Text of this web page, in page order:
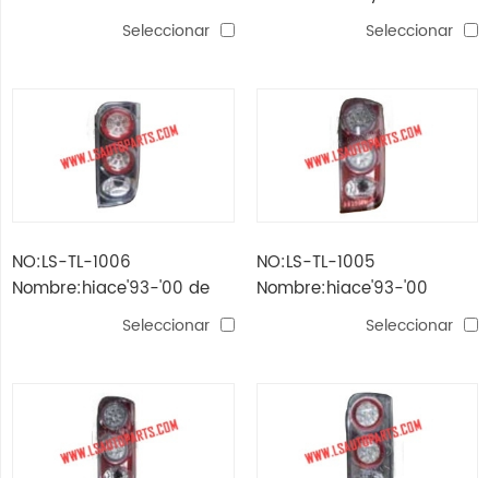
Seleccionar Seleccionar
NO:LS-TL-1006
Nombre:hiace'93-'00 de
lujo led luz trasera d
Seleccionar
NO:LS-TL-1005
Nombre:hiace'93-'00
deluxe led lámpara de
Seleccionar